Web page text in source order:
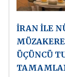
İRAN İLE
ÜÇÜNCÜ